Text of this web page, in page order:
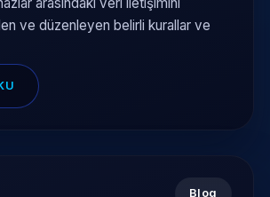
ve düzenleyen belirli kurallar ve
Blog